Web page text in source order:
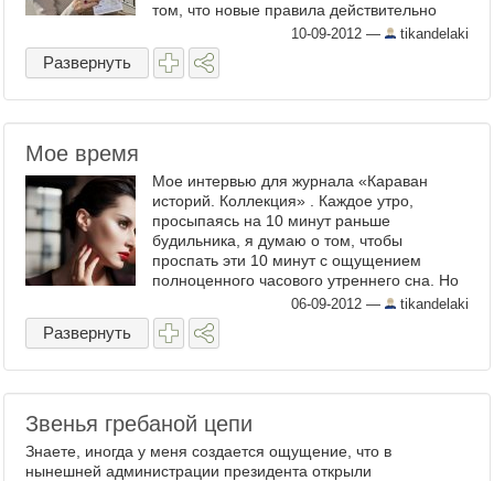
том, что новые правила действительно
существенно упростили ...
10-09-2012 — tikandelaki
Развернуть
Мое время
Мое интервью для журнала «Караван
историй. Коллекция» . Каждое утро,
просыпаясь на 10 минут раньше
будильника, я думаю о том, чтобы
проспать эти 10 минут с ощущением
полноценного часового утреннего сна. Но
10 минут проходят за 10 минут, и я встаю,
в ...
06-09-2012 — tikandelaki
Развернуть
Звенья гребаной цепи
Знаете, иногда у меня создается ощущение, что в
нынешней администрации президента открыли